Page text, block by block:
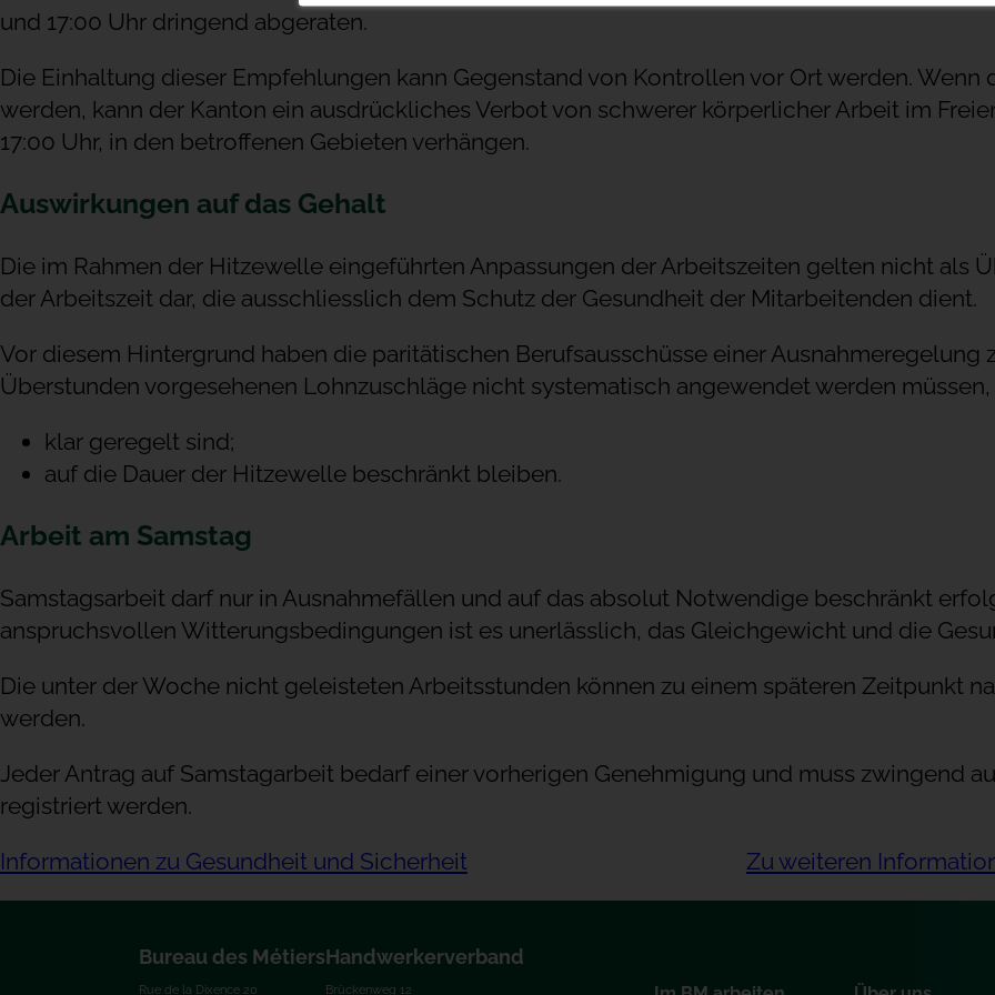
und 17:00 Uhr dringend abgeraten.
Die Einhaltung dieser Empfehlungen kann Gegenstand von Kontrollen vor Ort werden.
werden, kann der Kanton ein ausdrückliches Verbot von schwerer körperlicher Arbeit im
17:00 Uhr, in den betroffenen Gebieten verhängen.
Auswirkungen auf das Gehalt
Die im Rahmen der Hitzewelle eingeführten Anpassungen der Arbeitszeiten gelten nicht als
der Arbeitszeit dar, die ausschliesslich dem Schutz der Gesundheit der Mitarbeitenden dient.
Vor diesem Hintergrund haben die paritätischen Berufsausschüsse einer
Überstunden vorgesehenen Lohnzuschläge nicht systematisch angewendet werden
klar geregelt sind;
auf die Dauer der Hitzewelle beschränkt bleiben.
Arbeit am Samstag
Samstagsarbeit darf nur in Ausnahmefällen und auf das absolut Notwendige beschränkt
anspruchsvollen Witterungsbedingungen ist es unerlässlich, das Gleichgewicht und die
Die unter der Woche nicht geleisteten Arbeitsstunden können zu einem späteren Zeitpunkt
werden.
Jeder Antrag auf Samstagarbeit bedarf einer vorherigen Genehmigung und muss zwingend
registriert werden.
Informationen zu Gesundheit und Sicherheit
Zu weiteren
Bureau des Métiers
Rue de la Dixence 20
Handwerkerverband
Brückenweg 12